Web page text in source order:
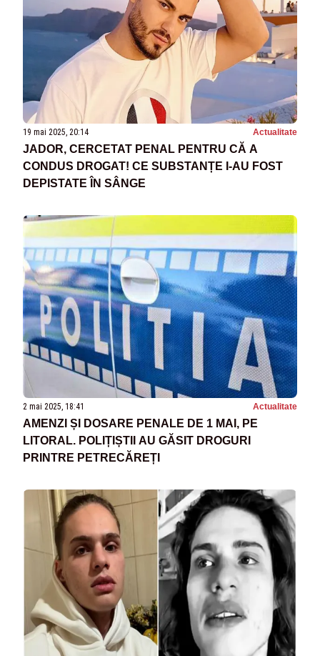
19 mai 2025, 20:14 Actualitate
JADOR, CERCETAT PENAL PENTRU CĂ A
CONDUS DROGAT! CE SUBSTANȚE I-AU FOST
DEPISTATE ÎN SÂNGE
2 mai 2025, 18:41 Actualitate
AMENZI ȘI DOSARE PENALE DE 1 MAI, PE
LITORAL. POLIȚIȘTII AU GĂSIT DROGURI
PRINTRE PETRECĂREȚI